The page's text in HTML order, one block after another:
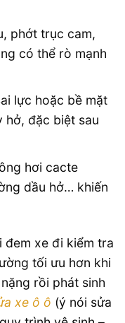
phớt trục cam,
có thể rò mạnh
lực hoặc bề mặt
hở, đặc biệt sau
hơi cacte
dầu hở… khiến
đem xe đi kiểm tra
tối ưu hơn khi
rồi phát sinh
xe ô ô (ý nói sửa